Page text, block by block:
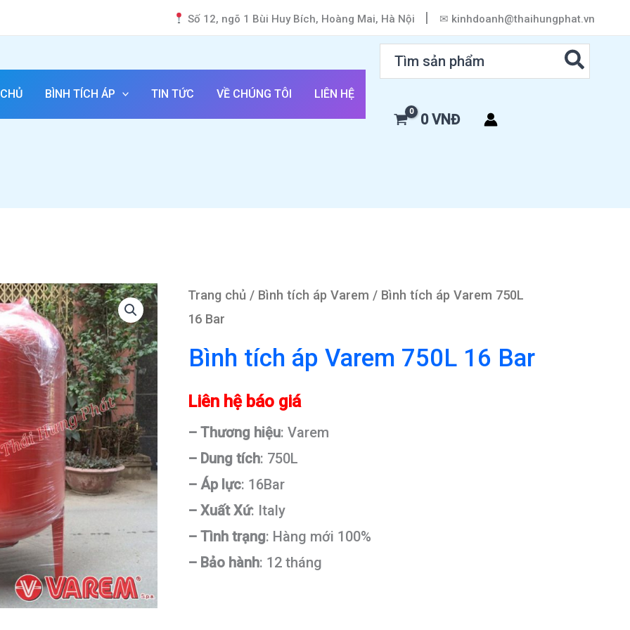
Số 12, ngõ 1 Bùi Huy Bích, Hoàng Mai, Hà Nội | ✉ kinhdoanh@thaihungphat.vn
BÌNH TÍCH ÁP TIN TỨC VỀ CHÚNG TÔI LIÊN HỆ
Search
for:
0VNĐ
Trang chủ / Bình tích áp Varem / Bình tích áp Varem 750L
16 Bar
Bình tích áp Varem 750L 16 Bar
Liên hệ báo giá
– Thương hiệu: Varem
– Dung tích: 750L
– Áp lực: 16Bar
– Xuất Xứ: Italy
– Tình trạng: Hàng mới 100%
– Bảo hành: 12 tháng